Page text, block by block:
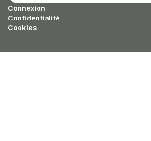
Connexion
Confidentialité
Cookies